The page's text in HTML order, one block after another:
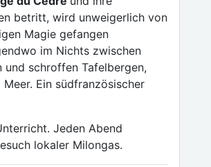
betritt, wird unweigerlich von
Magie gefangen
im Nichts zwischen
und schroffen Tafelbergen,
Ein südfranzösischer
Jeden Abend
lokaler Milongas.